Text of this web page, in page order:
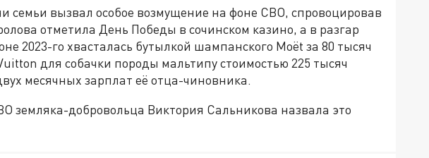
семьи вызвал особое возмущение на фоне СВО, спровоцировав
отметила День Победы в сочинском казино, а в разгар
2023-го хвасталась бутылкой шампанского Moët за 80 тысяч
для собачки породы мальтипу стоимостью 225 тысяч
месячных зарплат её отца-чиновника.
земляка-добровольца Виктория Сальникова назвала это